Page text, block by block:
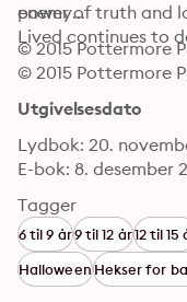
enemy...
power of truth and
Lived continues to
© 2015 Pottermore
© 2015 Pottermore
Utgivelsesdato
Lydbok: 20.
E-bok: 8. desember
Tagger
6 til 9 år9 til 12 år12 til 15
HalloweenHekser for